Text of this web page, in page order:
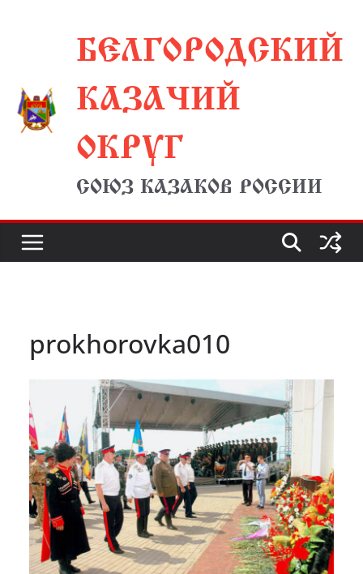
содержимомуБЕЛГОРОДСКИЙ
КАЗАЧИЙ
ОКРУГ
СОЮЗ КАЗАКОВ РОССИИ
prokhorovka010